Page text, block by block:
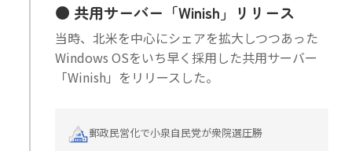
共用サーバー「Winish」リリース
当時、北米を中心にシェアを拡大しつつあった
Windows OSをいち早く採用した共用サーバー
「Winish」をリリースした。
郵政民営化で小泉自民党が衆院選圧勝